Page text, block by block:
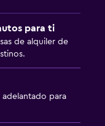
para ti
de alquiler de
para